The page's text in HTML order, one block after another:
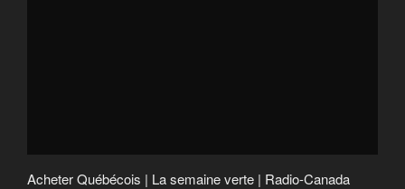
Acheter Québécois | La semaine verte | Radio-Canada